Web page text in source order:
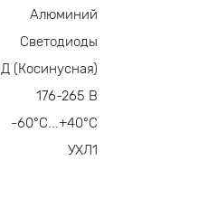
Алюминий
Светодиоды
Д (Косинусная)
176-265 В
-60°С...+40°С
УХЛ1